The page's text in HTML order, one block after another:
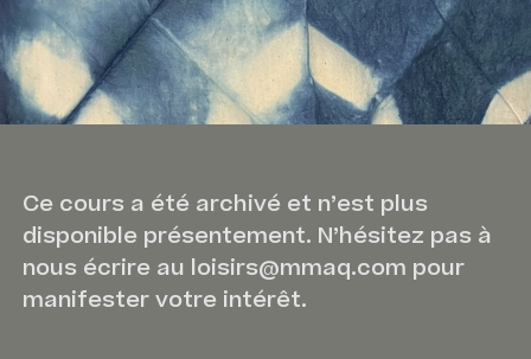
Ce cours a été archivé et n’est plus
disponible présentement. N’hésitez pas à
nous écrire au loisirs@mmaq.com pour
manifester votre intérêt.